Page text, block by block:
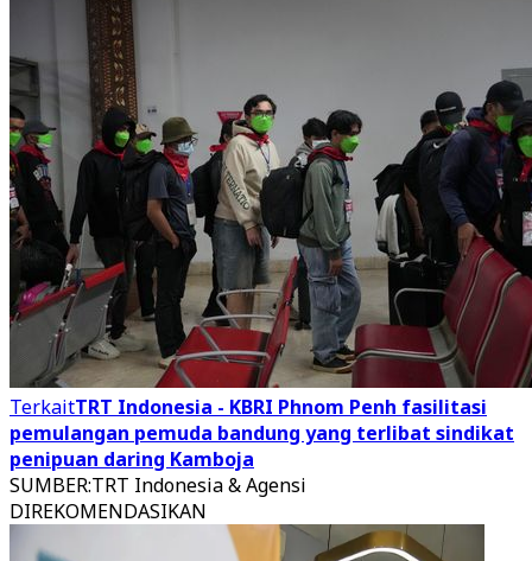
TerkaitTRT Indonesia - KBRI Phnom Penh fasilitasi
pemulangan pemuda bandung yang terlibat sindikat
penipuan daring Kamboja
SUMBER:TRT Indonesia & Agensi
DIREKOMENDASIKAN